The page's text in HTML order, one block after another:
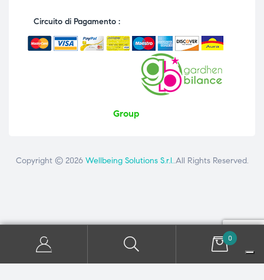
Circuito di Pagamento :
Group
Copyright © 2026 Wellbeing Solutions S.r.l..All Rights Reserved.
0